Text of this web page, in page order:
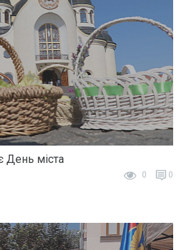
День міста
0 0